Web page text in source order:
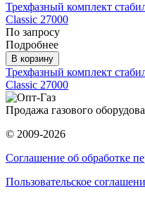
Трехфазный комплект
Classic 27000
По запросу
Подробнее
В корзину
Трехфазный комплект
Classic 27000
Продажа газового
© 2009-2026
Соглашение об обработке
Пользовательское